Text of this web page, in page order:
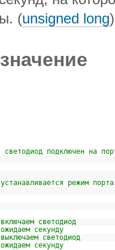
(unsigned long)
подключен на
режим
светодиод
секунду
светодиод
секунду